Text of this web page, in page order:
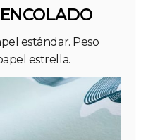
estándar. Peso
estrella.